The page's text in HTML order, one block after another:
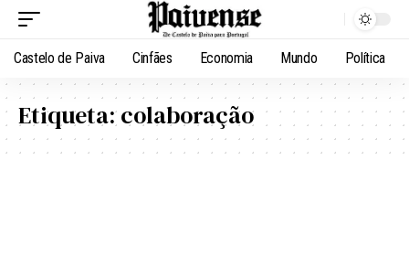
Castelo de Paiva Cinfães Economia Mundo Política
Etiqueta:colaboração